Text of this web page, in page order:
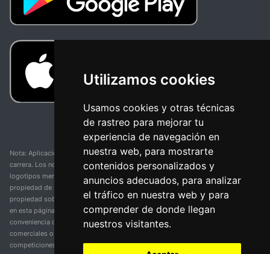
Utilizamos cookies
Usamos cookies y otras técnicas
de rastreo para mejorar tu
experiencia de navegación en
nuestra web, para mostrarte
contenidos personalizados y
anuncios adecuados, para analizar
el tráfico en nuestra web y para
comprender de donde llegan
nuestros visitantes.
Nota: Aplicación y web no oficial y no relacionada con ninguna organización o
carrera. Los nombres de equipos, competiciones, marcas comerciales y
logotipos mencionados en esta página de resultados de ciclismo son
propiedad de sus respectivos dueños. No tenemos afiliación, patrocinio ni
propiedad sobre estas marcas comerciales. Toda la información proporcionada
en esta página se presenta únicamente con fines informativos y para la
conveniencia de nuestros usuarios. Cualquier uso de nombres, marcas
comerciales o logotipos tiene el único propósito de identificar equipos y
competiciones y no implica asociación o respaldo. Todos los derechos de las